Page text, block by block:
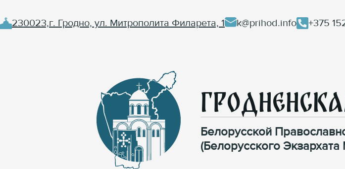
230023,г. Гродно, ул. Митрополита Филарета, 1 k@prihod.info +375
Белорусской
(Белорусского